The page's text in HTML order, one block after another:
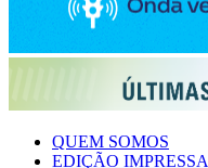
QUEM SOMOS
EDIÇÃO IMPRESSA